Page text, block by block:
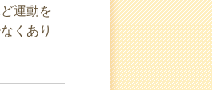
運動を
くあり